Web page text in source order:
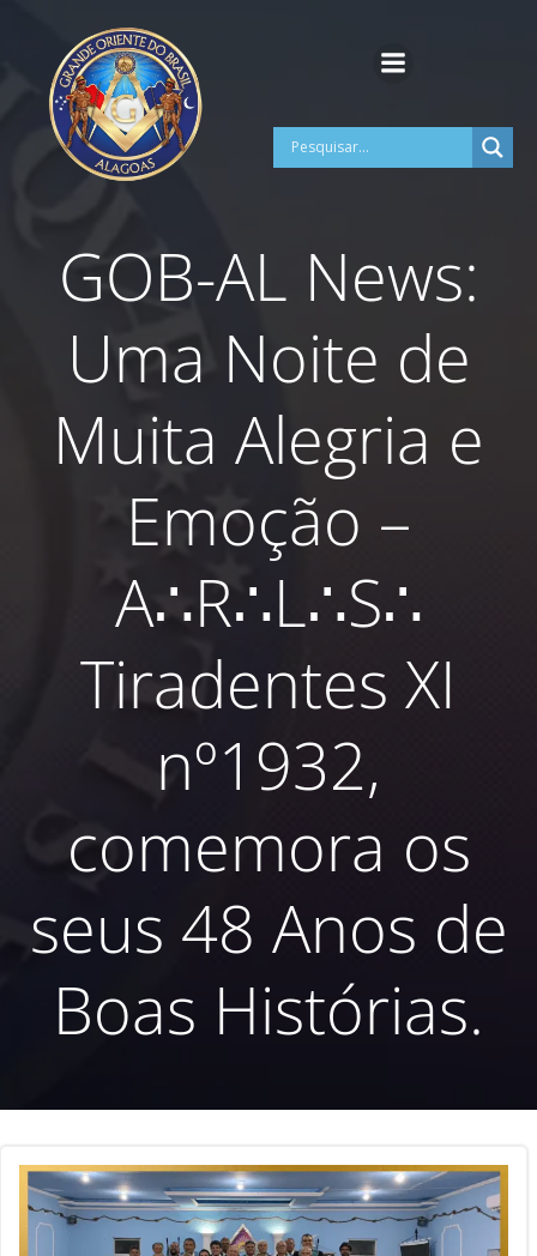
GOB-AL News:
Uma Noite de
Muita Alegria e
Emoção –
A∴R∴L∴S∴
Tiradentes XI
nº1932,
comemora os
seus 48 Anos de
Boas Histórias.